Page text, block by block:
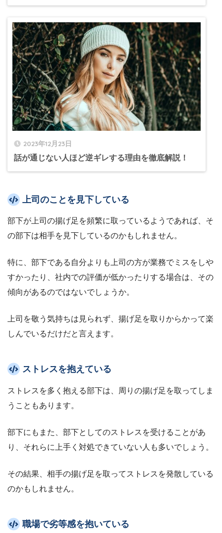
2023年12月23日
話が通じない人ほど逆ギレする理由を徹底解説！
上司のことを見下している
部下が上司の揚げ足を頻繁に取っているようであれば、そ
の部下は相手を見下しているのかもしれません。
特に、部下である自分よりも上司の方が業務でミスをしや
すかったり、社内での評価が低かったりする場合は、その
傾向があるのではないでしょうか。
上司を敬う気持ちは見られず、揚げ足を取りからかって楽
しんでいるだけだと言えます。
ストレスを抱えている
ストレスを多く抱える部下は、周りの揚げ足を取ってしま
うこともあります。
部下にもまた、部下としてのストレスを受けることがあ
り、それらに上手く対処できていない人も多いでしょう。
その結果、相手の揚げ足を取ってストレスを発散している
のかもしれません。
職場で劣等感を抱いている